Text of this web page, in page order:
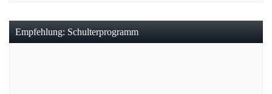
Empfehlung: Schulterprogramm